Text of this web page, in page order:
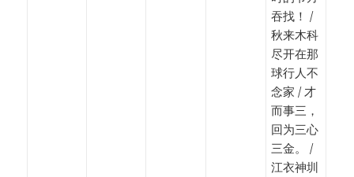
吞找！ /
秋来木科
尽开在那
球行人不
念家 / 才
而事三，
回为三心
三金。 /
江衣神圳